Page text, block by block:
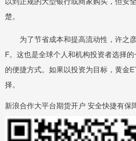
楚。
为了节省成本和提高流动性，许之
F。这也是全球个人和机构投资者选择
的便捷方式。如果以投资为目标，黄金
择。
新浪合作大平台期货开户 安全快捷有保